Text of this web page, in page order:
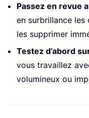
Passez en revue
en surbrillance les
les supprimer
Testez d’abord
vous travaillez
volumineux ou